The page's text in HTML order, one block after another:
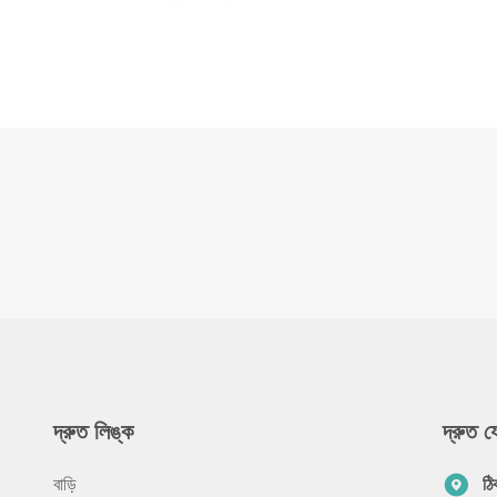
দ্রুত লিঙ্ক
বাড়ি
দ্রুত